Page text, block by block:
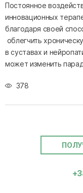
Постоянное
инновационных
благодаря своей
облегчить
в суставах и
может изменить
378